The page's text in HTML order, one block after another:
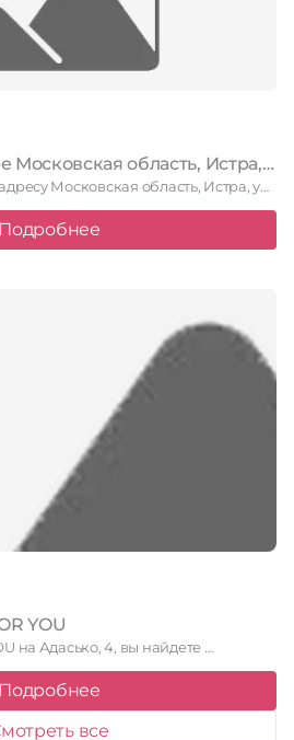
Цирюльникъ в Истре Московская область, Истра, улица Адасько, 7 к2, цокольный этаж
Цирюльникъ в Истре по адресу Московская область, Истра, улица Адасько, …
Подробнее
YOU
на Адасько, 4, вы найдете …
Подробнее
все